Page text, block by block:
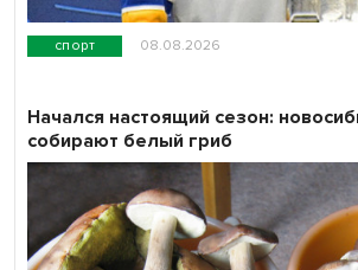
спорт 08.08.2026
Начался настоящий сезон:
собирают белый гриб